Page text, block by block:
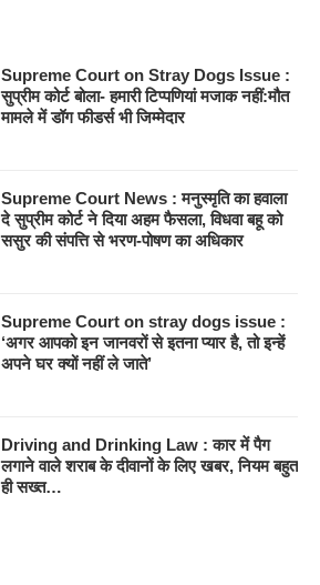
Supreme Court on Stray Dogs Issue :
सुप्रीम कोर्ट बोला- हमारी टिप्पणियां मजाक नहीं:मौत
मामले में डॉग फीडर्स भी जिम्मेदार
Supreme Court News : मनुस्मृति का हवाला
दे सुप्रीम कोर्ट ने दिया अहम फैसला, विधवा बहू को
ससुर की संपत्ति से भरण-पोषण का अधिकार
Supreme Court on stray dogs issue :
‘अगर आपको इन जानवरों से इतना प्यार है, तो इन्हें
अपने घर क्यों नहीं ले जाते’
Driving and Drinking Law : कार में पैग
लगाने वाले शराब के दीवानों के लिए खबर, नियम बहुत
ही सख्त…